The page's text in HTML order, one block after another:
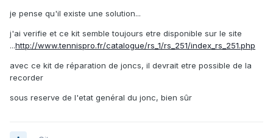
je pense qu'il existe une solution...
j'ai verifie et ce kit semble toujours etre disponible sur le site
...http://www.tennispro.fr/catalogue/rs_1/rs_251/index_rs_251.php
avec ce kit de réparation de joncs, il devrait etre possible de la
recorder
sous reserve de l'etat genéral du jonc, bien sûr